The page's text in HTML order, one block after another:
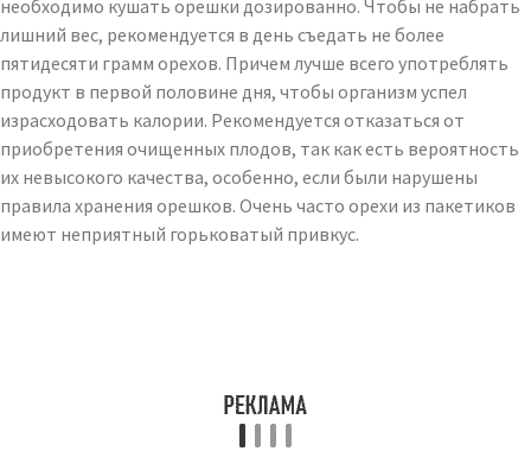
необходимо кушать орешки дозированно. Чтобы не набрать
лишний вес, рекомендуется в день съедать не более
пятидесяти грамм орехов. Причем лучше всего употреблять
продукт в первой половине дня, чтобы организм успел
израсходовать калории. Рекомендуется отказаться от
приобретения очищенных плодов, так как есть вероятность
их невысокого качества, особенно, если были нарушены
правила хранения орешков. Очень часто орехи из пакетиков
имеют неприятный горьковатый привкус.